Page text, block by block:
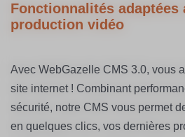
Fonctionnalités adaptées
production vidéo
Avec WebGazelle CMS 3.0, vous
site internet ! Combinant
sécurité, notre CMS vous permet
en quelques clics, vos dernières